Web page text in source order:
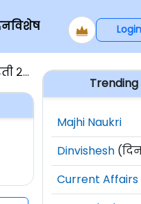
Login
Majhi Naukri
Dinvishesh
Current